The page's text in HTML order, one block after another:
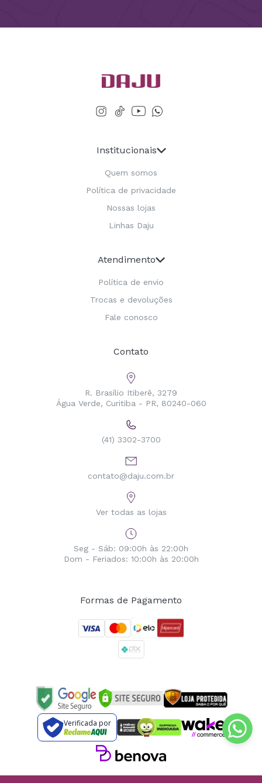
Institucionais
Quem somos
Política de privacidade
Nossas lojas
Linhas Daju
Atendimento
Política de envio
Trocas e devoluções
Fale conosco
Contato
R. Brasílio Itiberê, 3279
Água Verde, Curitiba - PR, 80240-060
(41) 3302-3700
contato@daju.com.br
Ver todas as lojas
Seg - Sáb: 09:00h às 22:00h
Dom - Feriados: 10:00h às 20:00h
Formas de Pagamento
Verificada por